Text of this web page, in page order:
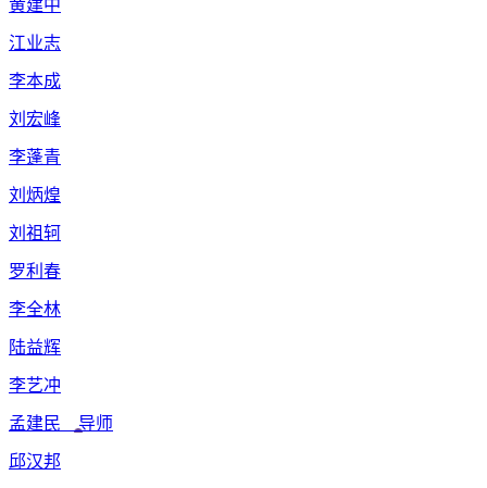
黄建中
江业志
李本成
刘宏峰
李蓬青
刘炳煌
刘祖轲
罗利春
李全林
陆益辉
李艺冲
孟建民 导师
邱汉邦